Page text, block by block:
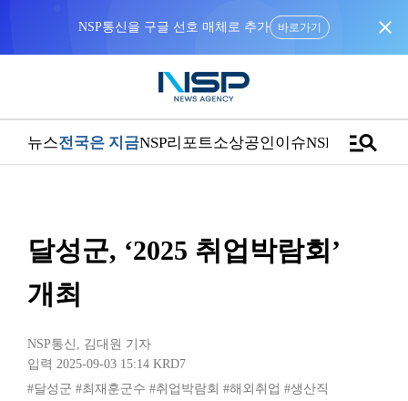
NSP통신을 구글 선호 매체로 추가 바로가기 close
뉴스전국은 지금NSP리포트소상공인이슈NSPTVmanage_search
달성군, ‘2025 취업박람회’
개최
NSP통신 , 김대원 기자
입력 2025-09-03 15:14 KRD7
#달성군 #최재훈군수 #취업박람회 #해외취업 #생산직